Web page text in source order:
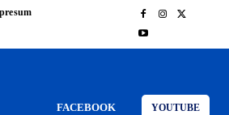
FACEBOOK YOUTUBE